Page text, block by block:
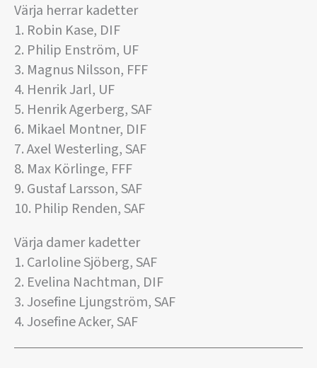
Värja herrar kadetter
1. Robin Kase, DIF
2. Philip Enström, UF
3. Magnus Nilsson, FFF
4. Henrik Jarl, UF
5. Henrik Agerberg, SAF
6. Mikael Montner, DIF
7. Axel Westerling, SAF
8. Max Körlinge, FFF
9. Gustaf Larsson, SAF
10. Philip Renden, SAF
Värja damer kadetter
1. Carloline Sjöberg, SAF
2. Evelina Nachtman, DIF
3. Josefine Ljungström, SAF
4. Josefine Acker, SAF